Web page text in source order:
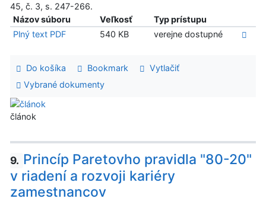
45, č. 3, s. 247-266.
Názov súboru
Veľkosť
Typ prístupu
Plný text PDF
540 KB verejne dostupné
Do košíka Bookmark
Vytlačiť
Vybrané dokumenty
článok
9. Princíp Paretovho pravidla "80-20"
v riadení a rozvoji kariéry
zamestnancov